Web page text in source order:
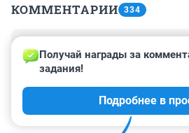
КОММЕНТАРИИ 334
16 марта 2021, 02:29
Меня так тоже не пустили в это
сказал, что я в спортивной
классических брюках и тунике.
приятно, как обосрали ни за что
Получай награды за
задания!
Подробнее в